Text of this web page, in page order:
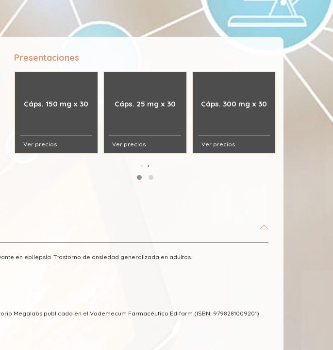
Presentaciones
Cáps. 150 mg x 30
Ver precios
Cáps. 25 mg x 30
Ver precios
Cáps. 300 mg x 30
Ver precios
Cáps. 75
‹ ›
en epilepsia. Trastorno de ansiedad generalizada en adultos.
Megalabs publicada en el Vademecum Farmacéutico Edifarm (ISBN: 9798281009201)